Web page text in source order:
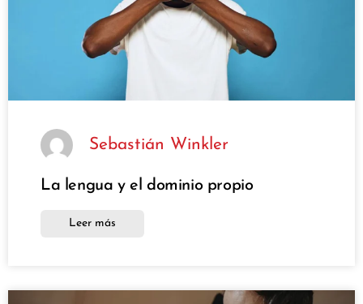
Sebastián Winkler
La lengua y el dominio propio
Leer más